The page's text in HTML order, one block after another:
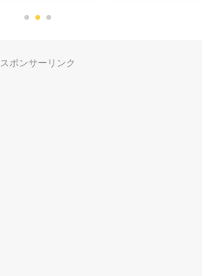
スポンサーリンク